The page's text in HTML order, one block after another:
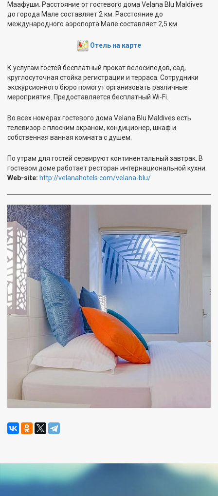
Маафуши. Расстояние от гостевого дома Velana Blu Maldives
до города Мале составляет 2 км. Расстояние до
международного аэропорта Мале составляет 2,5 км.
Отель на карте
К услугам гостей бесплатный прокат велосипедов, сад,
круглосуточная стойка регистрации и терраса. Сотрудники
экскурсионного бюро помогут организовать различные
мероприятия. Предоставляется бесплатный Wi-Fi.
Во всех номерах гостевого дома Velana Blu Maldives есть
телевизор с плоским экраном, кондиционер, шкаф и
собственная ванная комната с душем.
По утрам для гостей сервируют континентальный завтрак. В
гостевом доме работает ресторан интернациональной кухни.
Web-site: http://velanahotels.com/velana-blu/